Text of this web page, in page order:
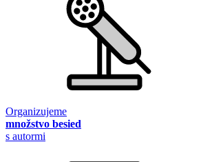
Organizujeme
množstvo besied
s autormi